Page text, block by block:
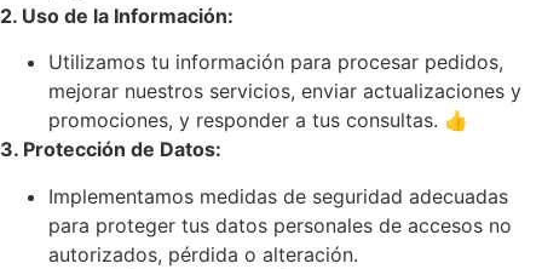
2. Uso de la Información:
Utilizamos tu información para procesar pedidos,
mejorar nuestros servicios, enviar actualizaciones y
promociones, y responder a tus consultas. 👍
3. Protección de Datos:
Implementamos medidas de seguridad adecuadas
para proteger tus datos personales de accesos no
autorizados, pérdida o alteración.